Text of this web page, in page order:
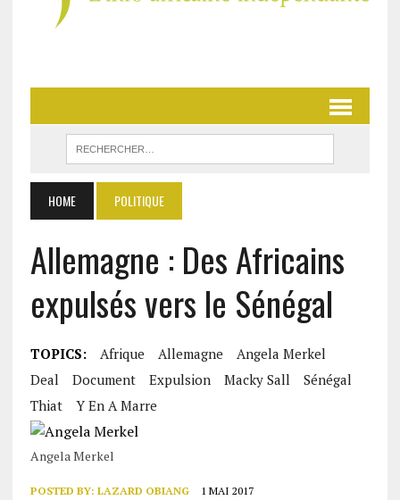
HOME POLITIQUE
Allemagne : Des Africains
expulsés vers le Sénégal
TOPICS: Afrique Allemagne
Angela Merkel
Deal
Document Expulsion Macky Sall
Sénégal
Thiat
Y En A Marre
Angela Merkel
POSTED BY: LAZARD OBIANG 1 MAI 2017